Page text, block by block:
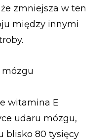
zmniejsza w ten
między innymi
mózgu
witamina E
udaru mózgu,
blisko 80 tysięcy